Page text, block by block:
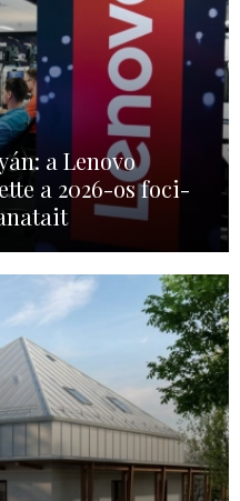
a Lenovo
a 2026-os foci-